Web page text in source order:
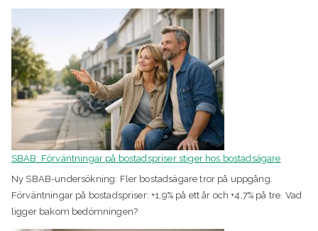
SBAB: Förväntningar på bostadspriser stiger hos bostadsägare
Ny SBAB-undersökning: Fler bostadsägare tror på uppgång.
Förväntningar på bostadspriser: +1,9% på ett år och +4,7% på tre. Vad
ligger bakom bedömningen?